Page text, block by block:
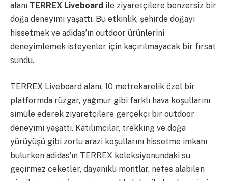
alanı TERREX Liveboard ile ziyaretçilere benzersiz bir
doğa deneyimi yaşattı. Bu etkinlik, şehirde doğayı
hissetmek ve adidas’ın outdoor ürünlerini
deneyimlemek isteyenler için kaçırılmayacak bir fırsat
sundu.
TERREX Liveboard alanı, 10 metrekarelik özel bir
platformda rüzgar, yağmur gibi farklı hava koşullarını
simüle ederek ziyaretçilere gerçekçi bir outdoor
deneyimi yaşattı. Katılımcılar, trekking ve doğa
yürüyüşü gibi zorlu arazi koşullarını hissetme imkanı
bulurken adidas’ın TERREX koleksiyonundaki su
geçirmez ceketler, dayanıklı montlar, nefes alabilen